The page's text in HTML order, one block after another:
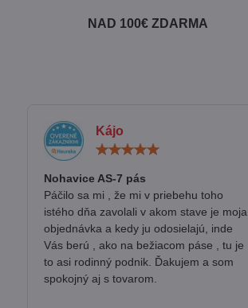
NAD 100€ ZDARMA
Kájo
Nohavice AS-7 pás
Páčilo sa mi , že mi v priebehu toho
istého dňa zavolali v akom stave je moja
objednávka a kedy ju odosielajú, inde
Vás berú , ako na bežiacom páse , tu je
to asi rodinný podnik. Ďakujem a som
spokojný aj s tovarom.